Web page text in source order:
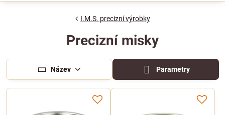
I.M.S. precizní výrobky
Precizní misky
Název Parametry